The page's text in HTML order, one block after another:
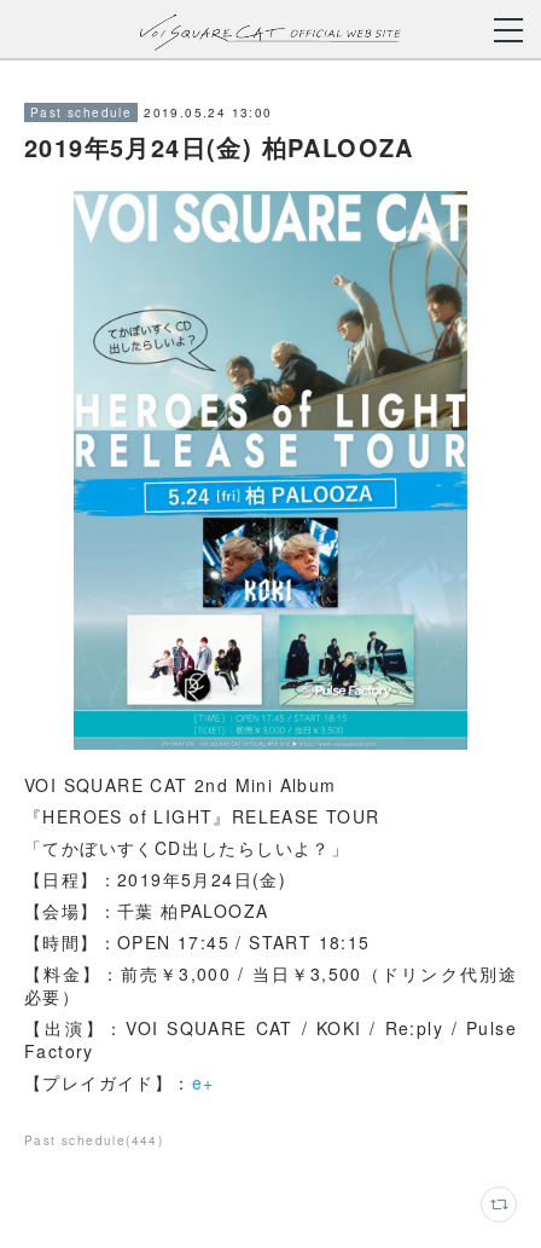
Past schedule 2019.05.24 13:00
2019年5月24日(金) 柏PALOOZA
VOI SQUARE CAT 2nd Mini Album
『HEROES of LIGHT』RELEASE TOUR
「てかぼいすくCD出したらしいよ？」
【日程】：2019年5月24日(金)
【会場】：千葉 柏PALOOZA
【時間】：OPEN 17:45 / START 18:15
【料金】：前売￥3,000 / 当日￥3,500（ドリンク代別途
必要）
【出演】：VOI SQUARE CAT / KOKI / Re:ply / Pulse
Factory
【プレイガイド】： e+
Past schedule (444 )